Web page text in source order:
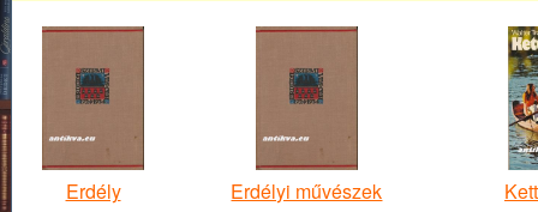
Erdély
Erdélyi művészek